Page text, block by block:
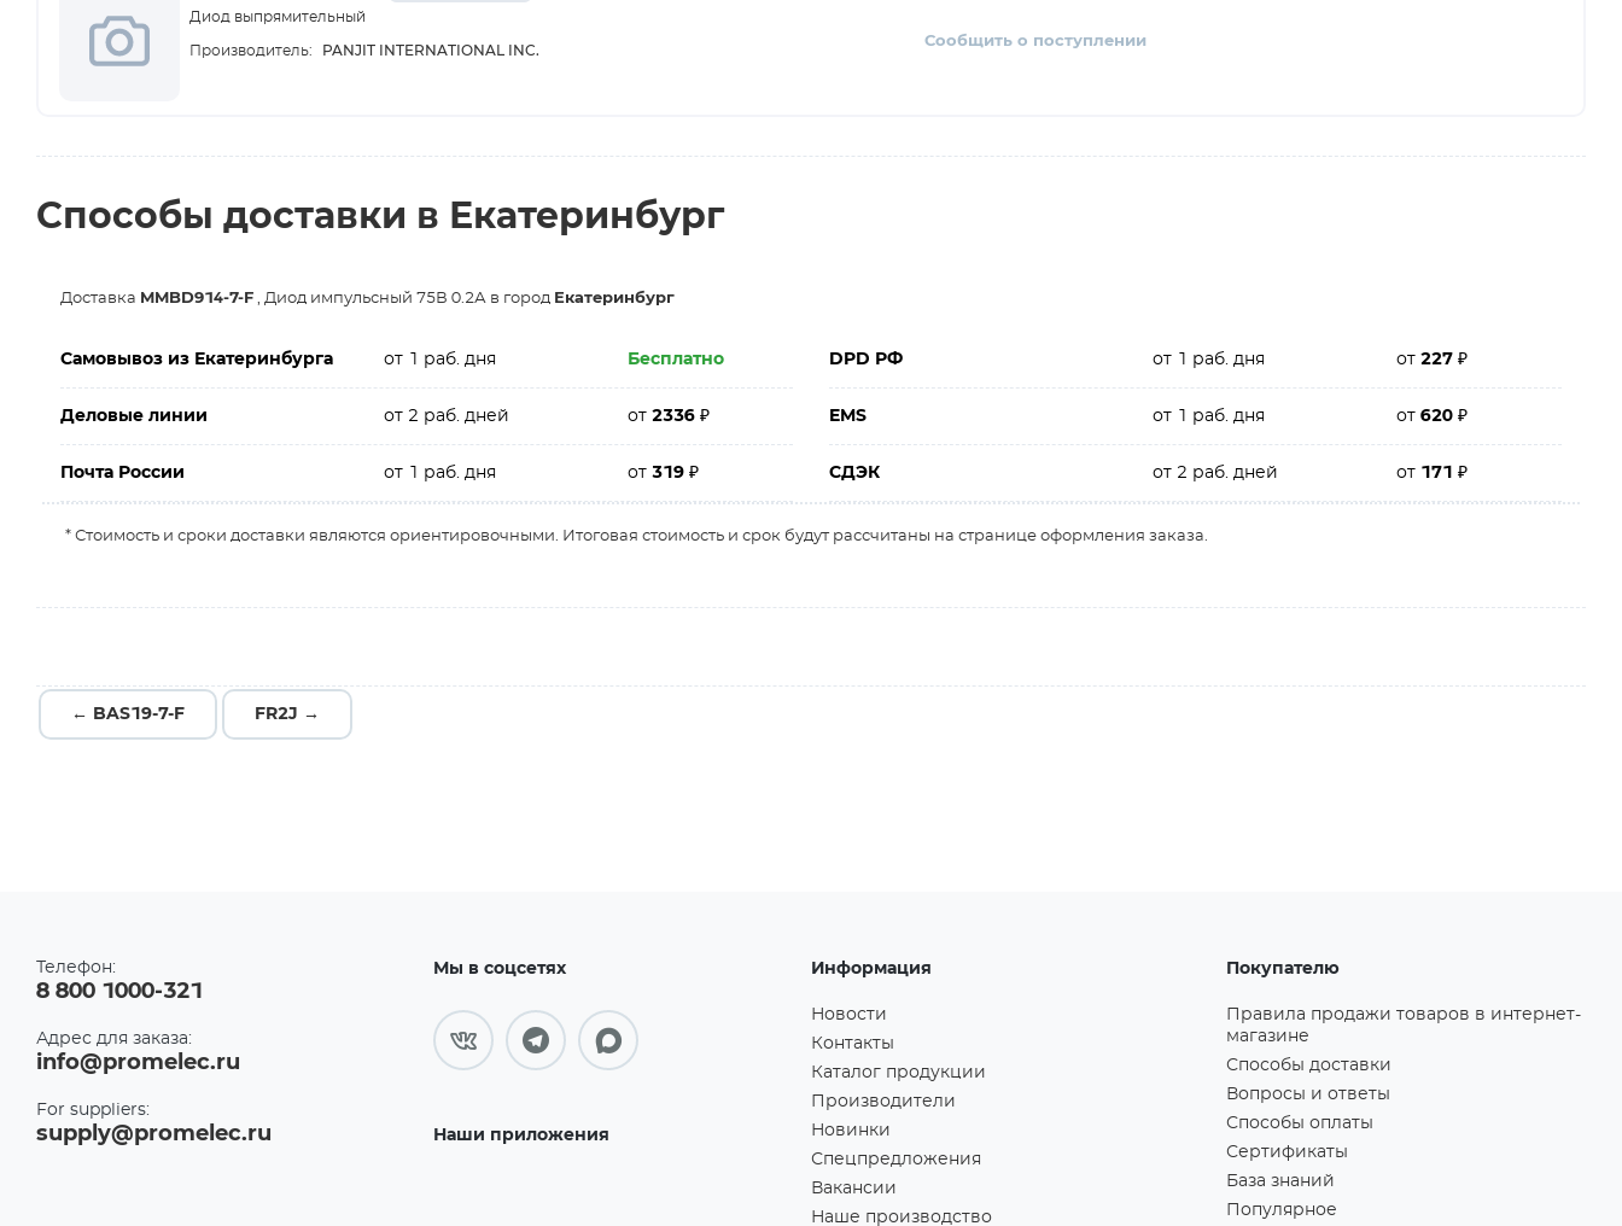
Диод выпрямительный
Производитель: PANJIT INTERNATIONAL INC. Сообщить о поступлении
Способы доставки в Екатеринбург
Доставка MMBD914-7-F , Диод импульсный 75В 0.2А в город Екатеринбург
Самовывоз из Екатеринбурга от 1 раб. дня Бесплатно DPD РФ от 1 раб. дня от227₽
Деловые линии от 2 раб. дней от2336₽ EMS от 1 раб. дня от620₽
Почта России от 1 раб. дня от319₽ СДЭК от 2 раб. дней от 171₽
* Стоимость и сроки доставки являются ориентировочными. Итоговая стоимость и срок будут рассчитаны на странице оформления заказа.
← BAS19-7-F FR2J →
Телефон:
8 800 1000-321
Адрес для заказа:
info@promelec.ru
For suppliers:
supply@promelec.ru
Мы в соцсетях
Наши приложения
Информация
Новости
Контакты
Каталог продукции
Производители
Новинки
Спецпредложения
Вакансии
Наше производство
Покупателю
Правила продажи товаров в интернет-
магазине
Способы доставки
Вопросы и ответы
Способы оплаты
Сертификаты
База знаний
Популярное